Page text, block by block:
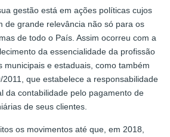
gestão está em ações políticas cujos
de grande relevância não só para os
de todo o País. Assim ocorreu com a
da essencialidade da profissão
municipais e estaduais, como também
2011, que estabelece a responsabilidade
da contabilidade pelo pagamento de
de seus clientes.
os movimentos até que, em 2018,